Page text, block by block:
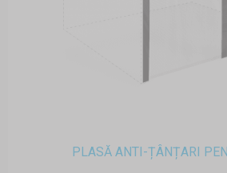
PLASĂ ANTI-ȚÂNȚARI